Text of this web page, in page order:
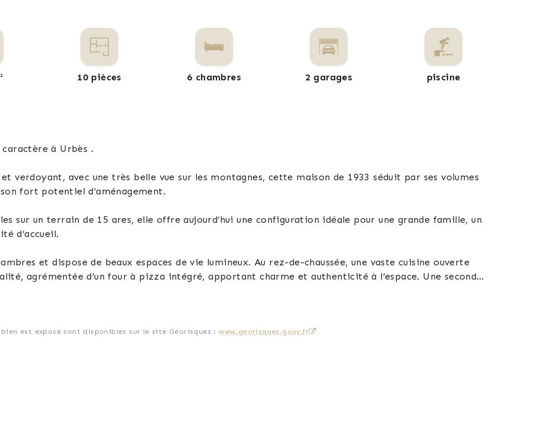
10 pièces 6 chambres 2 garages piscine
à Urbès .
verdoyant, avec une très belle vue sur les montagnes, cette maison de 1933 séduit par ses volumes
fort potentiel d’aménagement.
sur un terrain de 15 ares, elle offre aujourd’hui une configuration idéale pour une grande famille, un
d’accueil.
et dispose de beaux espaces de vie lumineux. Au rez-de-chaussée, une vaste cuisine ouverte
agrémentée d’un four à pizza intégré, apportant charme et authenticité à l’espace. Une seconde
atelier, buanderie et vastes espaces de rangement
est exposé sont disponibles sur le site Géorisques :www.georisques.gouv.fr